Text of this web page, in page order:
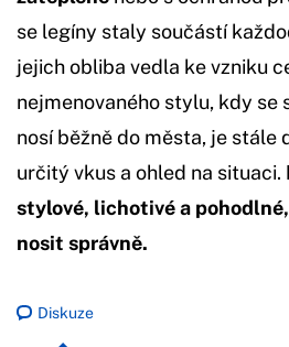
se legíny staly součástí
jejich obliba vedla ke vzniku
nejmenovaného stylu, kdy se
nosí běžně do města, je stále
určitý vkus a ohled na situaci.
stylové, lichotivé a
nosit správně.
Diskuze